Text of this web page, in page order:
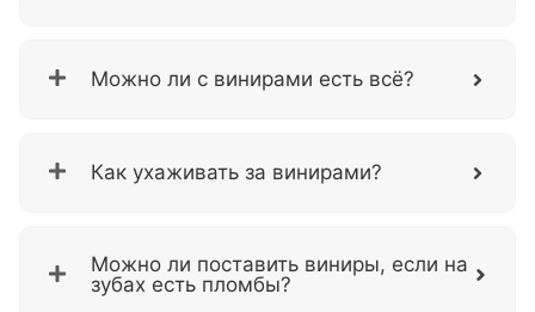
Можно ли с винирами есть всё?
Как ухаживать за винирами?
Можно ли поставить виниры, если на
зубах есть пломбы?